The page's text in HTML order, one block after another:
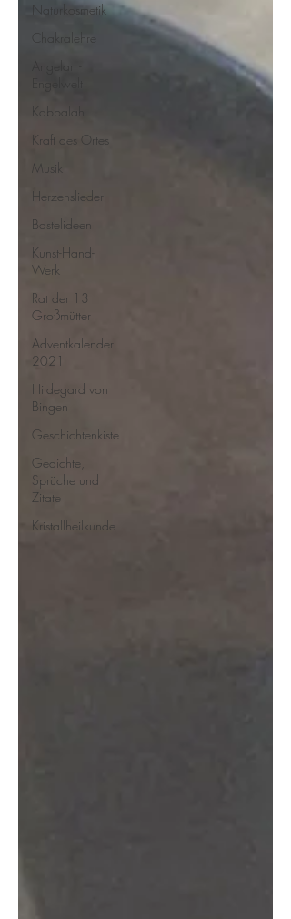
Naturkosmetik
Chakralehre
Kabbalah
Kraft des Ortes
Musik
Herzenslieder
Bastelideen
Kunst-Hand-
Werk
Rat der 13
Großmütter
Adventkalender
2021
Hildegard von
Bingen
Geschichtenkiste
Gedichte,
Sprüche und
Zitate
Kristallheilkunde